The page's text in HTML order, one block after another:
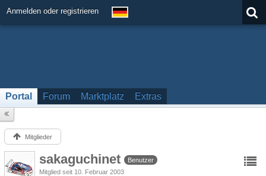
Anmelden oder registrieren
Portal Forum Marktplatz Extras
Mitglieder
sakaguchinet
Benutzer
Mitglied seit 10. Februar 2003